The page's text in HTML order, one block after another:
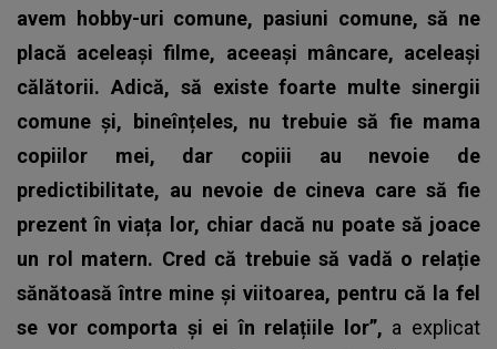
avem hobby-uri comune, pasiuni comune, să ne
placă aceleași filme, aceeași mâncare, aceleași
călătorii. Adică, să existe foarte multe sinergii
comune și, bineînțeles, nu trebuie să fie mama
copiilor mei, dar copiii au nevoie de
predictibilitate, au nevoie de cineva care să fie
prezent în viața lor, chiar dacă nu poate să joace
un rol matern. Cred că trebuie să vadă o relație
sănătoasă între mine și viitoarea, pentru că la fel
se vor comporta și ei în relațiile lor”, a explicat